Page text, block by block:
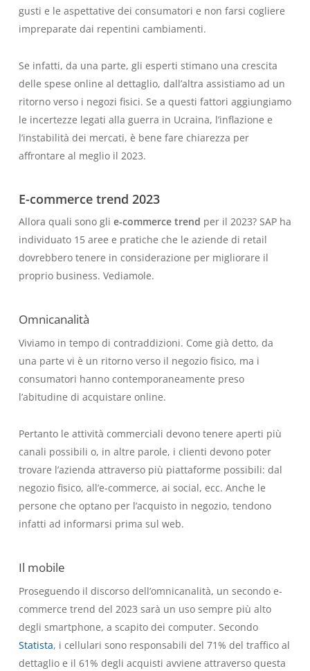
gusti e le aspettative dei consumatori e non farsi cogliere
impreparate dai repentini cambiamenti.
Se infatti, da una parte, gli esperti stimano una crescita
delle spese online al dettaglio, dall’altra assistiamo ad un
ritorno verso i negozi fisici. Se a questi fattori aggiungiamo
le incertezze legati alla guerra in Ucraina, l’inflazione e
l’instabilità dei mercati, è bene fare chiarezza per
affrontare al meglio il 2023.
E-commerce trend 2023
Allora quali sono gli e-commerce trend per il 2023? SAP ha
individuato 15 aree e pratiche che le aziende di retail
dovrebbero tenere in considerazione per migliorare il
proprio business. Vediamole.
Omnicanalità
Viviamo in tempo di contraddizioni. Come già detto, da
una parte vi è un ritorno verso il negozio fisico, ma i
consumatori hanno contemporaneamente preso
l’abitudine di acquistare online.
Pertanto le attività commerciali devono tenere aperti più
canali possibili o, in altre parole, i clienti devono poter
trovare l’azienda attraverso più piattaforme possibili: dal
negozio fisico, all’e-commerce, ai social, ecc. Anche le
persone che optano per l’acquisto in negozio, tendono
infatti ad informarsi prima sul web.
Il mobile
Proseguendo il discorso dell’omnicanalità, un secondo e-
commerce trend del 2023 sarà un uso sempre più alto
degli smartphone, a scapito dei computer. Secondo
Statista, i cellulari sono responsabili del 71% del traffico al
dettaglio e il 61% degli acquisti avviene attraverso questa